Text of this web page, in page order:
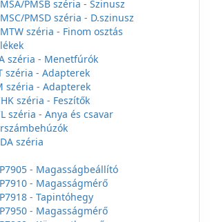
PMSB széria - Szinusz
PMSD széria - D.szinusz
széria - Finom osztás
széria - Menetfúrók
széria - Adapterek
széria - Adapterek
széria - Feszítők
széria - Anya és csavar
széria
- Magasságbeállító
- Magasságmérő
- Tapintóhegy
- Magasságmérő